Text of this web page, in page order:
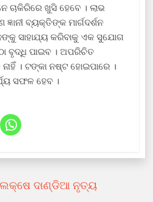
ଚାକିରିରେ ଖୁସି ହେବେ । ଲାଭ
ବ୍ୟକ୍ତିଙ୍କ ମାର୍ଗଦର୍ଶନ
ସାହାଯ୍ୟ କରିବାକୁ ଏକ ସୁଯୋଗ
ବୃଦ୍ଧି ପାଇବ । ଅପରିଚିତ
। ଟଙ୍କା ନଷ୍ଟ ହୋଇପାରେ ।
ସଫଳ ହେବ ।
ଦାଣ୍ଡିଆ ନୃତ୍ୟ